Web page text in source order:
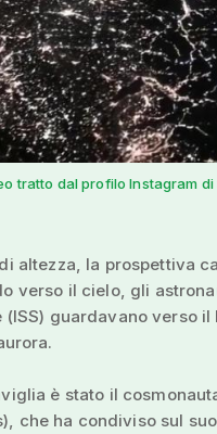
tratto dal profilo Instagram
altezza, la prospettiva
verso il cielo, gli
(ISS) guardavano verso
è stato il
che ha condiviso sul